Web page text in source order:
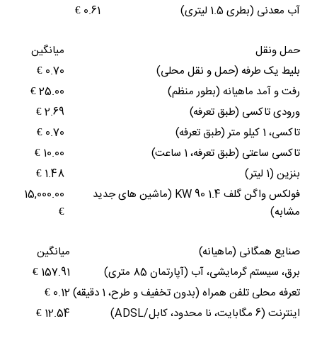
0.61 €
آب معدنی (بطری 1.5 لیتری)
میانگین
حمل ونقل
0.70 €
بلیط یک طرفه (حمل و نقل محلی)
25.00 €
رفت و آمد ماهیانه (بطور منظم)
2.69 €
ورودی تاکسی (طبق تعرفه)
0.70 €
تاکسی، 1 کیلو متر (طبق تعرفه)
10.00 €
تاکسی ساعتی (طبق تعرفه، 1 ساعت)
1.48 €
بنزین (1 لیتر)
15,000.00
€
فولکس واگن گلف 1.4 90 KW (ماشین های جدید
مشابه)
میانگین
صنایع همگانی (ماهیانه)
157.91 €
برق، سیستم گرمایشی، آب (آپارتمان 85 متری)
0.12 €
تعرفه محلی تلفن همراه (بدون تخفیف و طرح، 1 دقیقه)
12.54 €
اینترنت (6 مگابایت، نا محدود، کابل/ADSL)